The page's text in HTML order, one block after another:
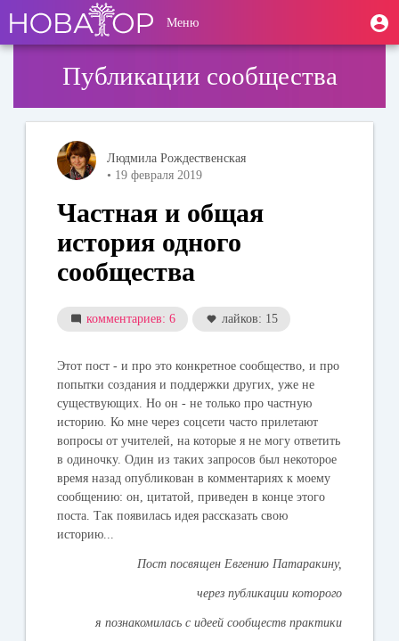
основному
содержанию
User
account
Меню
Публикации сообщества
Людмила Рождественская
• 19 февраля 2019
Частная и общая
история одного
сообщества
комментариев: 6 лайков: 15
Этот пост - и про это конкретное сообщество, и про
попытки создания и поддержки других, уже не
существующих. Но он - не только про частную
историю. Ко мне через соцсети часто прилетают
вопросы от учителей, на которые я не могу ответить
в одиночку. Один из таких запросов был некоторое
время назад опубликован в комментариях к моему
сообщению: он, цитатой, приведен в конце этого
поста. Так появилась идея рассказать свою
историю...
Пост посвящен Евгению Патаракину,
через публикации которого
я познакомилась с идеей сообществ практики